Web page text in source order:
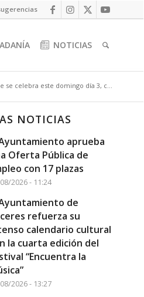
NOTICIAS
se celebra este domingo día 3, c...
NOTICIAS
aprueba
Oferta Pública de
con 17 plazas
2026 - 11:24
de
refuerza su
calendario cultural
la cuarta edición del
“Encuentra la
2026 - 13:27